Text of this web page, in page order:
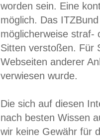
worden sein. Eine
möglich. Das
möglicherweise straf-
Sitten verstoßen. Für
Webseiten anderer
verwiesen wurde.
Die sich auf diesen
nach besten Wissen
wir keine Gewähr für